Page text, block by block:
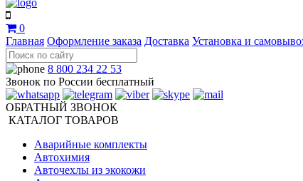
0
Главная Оформление заказа Доставка Установка и
8 800 234 22 53
Звонок по России бесплатный
ОБРАТНЫЙ ЗВОНОК
КАТАЛОГ ТОВАРОВ
Аварийные комплекты
Автохимия
Авточехлы из экокожи